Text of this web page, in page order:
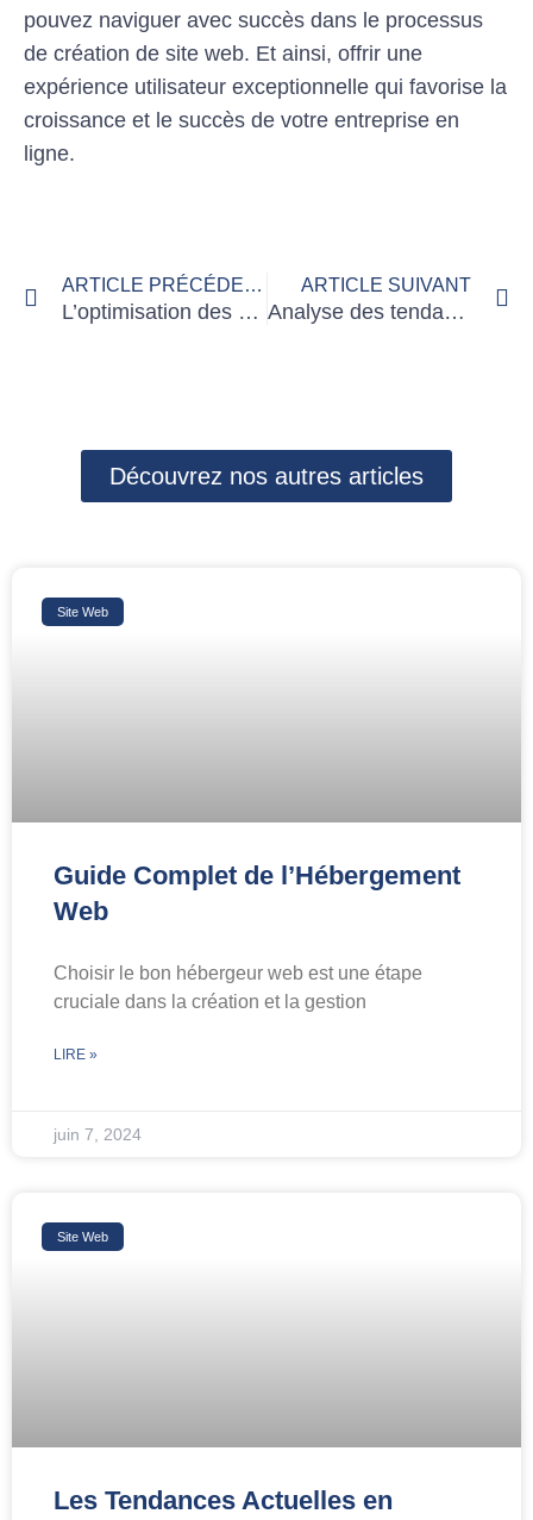
pouvez naviguer avec succès dans le processus
de création de site web. Et ainsi, offrir une
expérience utilisateur exceptionnelle qui favorise la
croissance et le succès de votre entreprise en
ligne.
ARTICLE PRÉCÉDENT
L’optimisation des performances de votre site web
ARTICLE SUIVANT
Analyse des tendances SEO en 2024
Découvrez nos autres articles
Site Web
Guide Complet de l’Hébergement
Web
Choisir le bon hébergeur web est une étape
cruciale dans la création et la gestion
LIRE »
juin 7, 2024
Site Web
Les Tendances Actuelles en